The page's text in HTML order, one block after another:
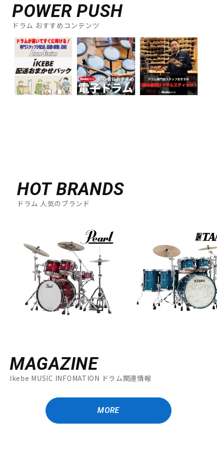
中古
POWER PUSH
ドラム おすすめコンテンツ
HOT BRANDS
ドラム 人気のブランド
MAGAZINE
Ikebe MUSIC INFOMATION ドラム関連情報
MORE